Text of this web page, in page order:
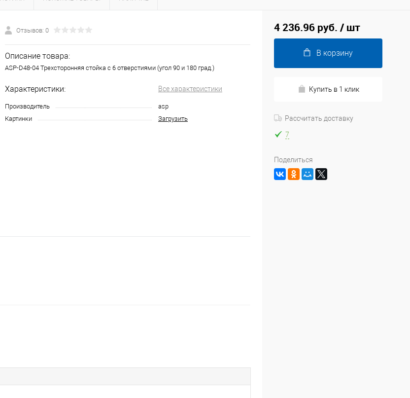
Отзывов: 0
Описание товара:
ASP-D48-04 Трехсторонняя стойка с 6 отверстиями (угол 90 и 180 град.)
Характеристики: Все характеристики
Производитель
asp
Картинки
Загрузить
4 236.96 руб. / шт
В корзину
Купить в 1 клик
Рассчитать доставку
7
Поделиться